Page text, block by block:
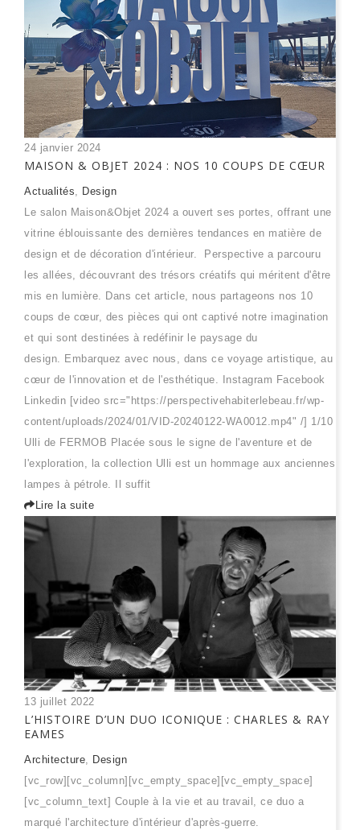
24 janvier 2024
MAISON & OBJET 2024 : NOS 10 COUPS DE CŒUR
Actualités, Design
Le salon Maison&Objet 2024 a ouvert ses portes, offrant une
vitrine éblouissante des dernières tendances en matière de
design et de décoration d'intérieur. Perspective a parcouru
les allées, découvrant des trésors créatifs qui méritent d'être
mis en lumière. Dans cet article, nous partageons nos 10
coups de cœur, des pièces qui ont captivé notre imagination
et qui sont destinées à redéfinir le paysage du
design. Embarquez avec nous, dans ce voyage artistique, au
cœur de l'innovation et de l'esthétique. Instagram Facebook
Linkedin [video src="https://perspectivehabiterlebeau.fr/wp-
content/uploads/2024/01/VID-20240122-WA0012.mp4" /] 1/10
Ulli de FERMOB Placée sous le signe de l'aventure et de
l'exploration, la collection Ulli est un hommage aux anciennes
lampes à pétrole. Il suffit
Lire la suite
13 juillet 2022
L’HISTOIRE D’UN DUO ICONIQUE : CHARLES & RAY
EAMES
Architecture, Design
[vc_row][vc_column][vc_empty_space][vc_empty_space]
[vc_column_text] Couple à la vie et au travail, ce duo a
marqué l'architecture d'intérieur d'après-guerre.